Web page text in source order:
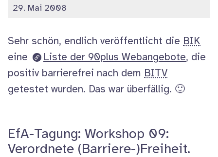
veröffentlicht
29. Mai 2008
Sehr schön, endlich veröffentlicht die BIK
eine
Liste der 90plus Webangebote, die
positiv barrierefrei nach dem BITV
getestet wurden. Das war überfällig. 🙂
EfA-Tagung: Workshop 09:
Verordnete (Barriere-)Freiheit.